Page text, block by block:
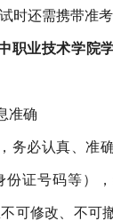
时还需携带准考
职业技术学院
准确
务必认真、准
份证号码等）
可修改、不可